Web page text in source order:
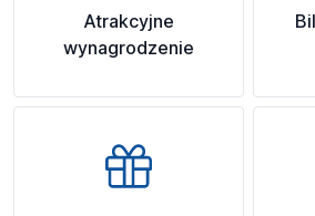
Atrakcyjne
wynagrodzenie